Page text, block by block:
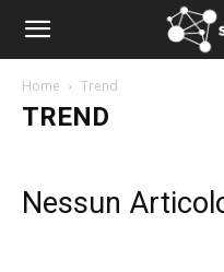
Home Trend
TREND
Nessun